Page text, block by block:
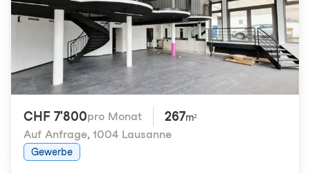
CHF 7'800pro Monat 267m²
Auf Anfrage, 1004 Lausanne
Gewerbe